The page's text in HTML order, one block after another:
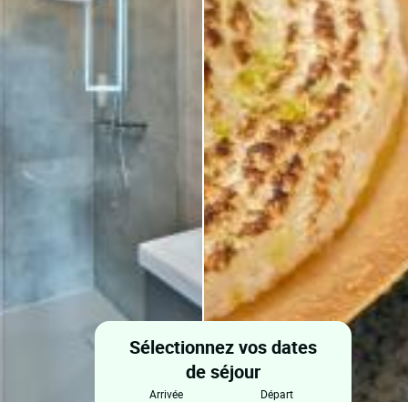
Sélectionnez vos dates
de séjour
arrivée départ